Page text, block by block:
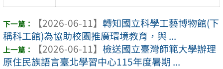
【2026-06-11】 轉知國立科學工藝博物館(下
稱科工館)為協助校園推廣環境教育，與 ...
【2026-06-11】 檢送國立臺灣師範大學辦理
原住民族語言臺北學習中心115年度暑期 ...